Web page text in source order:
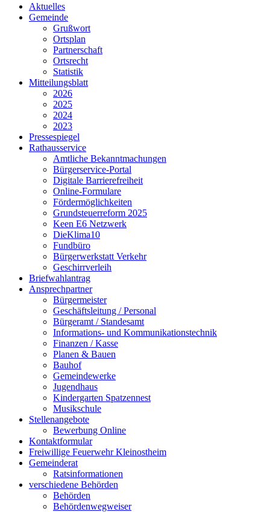
Aktuelles
Gemeinde
Grußwort
Ortsplan
Partnerschaft
Ortsrecht
Statistik
Mitteilungsblatt
2026
2025
2024
2023
Pressespiegel
Rathausservice
Amtliche Bekanntmachungen
Bürgerservice-Portal
Digitale Barrierefreiheit
Online-Formulare
Fördermöglichkeiten
Grundsteuerreform 2025
Keen E6 Netzwerk
DieKlima10
Fundbüro
Bürgerwerkstatt Verkehr
Geschirrverleih
Briefwahlantrag
Ansprechpartner
Bürgermeister
Geschäftsleitung / Personal
Bürgeramt / Standesamt
Informations- und Kommunikationstechnik
Finanzen / Kasse
Planen & Bauen
Bauhof
Gemeindewerke
Jugendhaus
Kindergarten Spatzennest
Musikschule
Stellenangebote
Bewerbung Online
Kontaktformular
Freiwillige Feuerwehr Kleinostheim
Gemeinderat
Ratsinformationen
verschiedene Behörden
Behörden
Behördenwegweiser